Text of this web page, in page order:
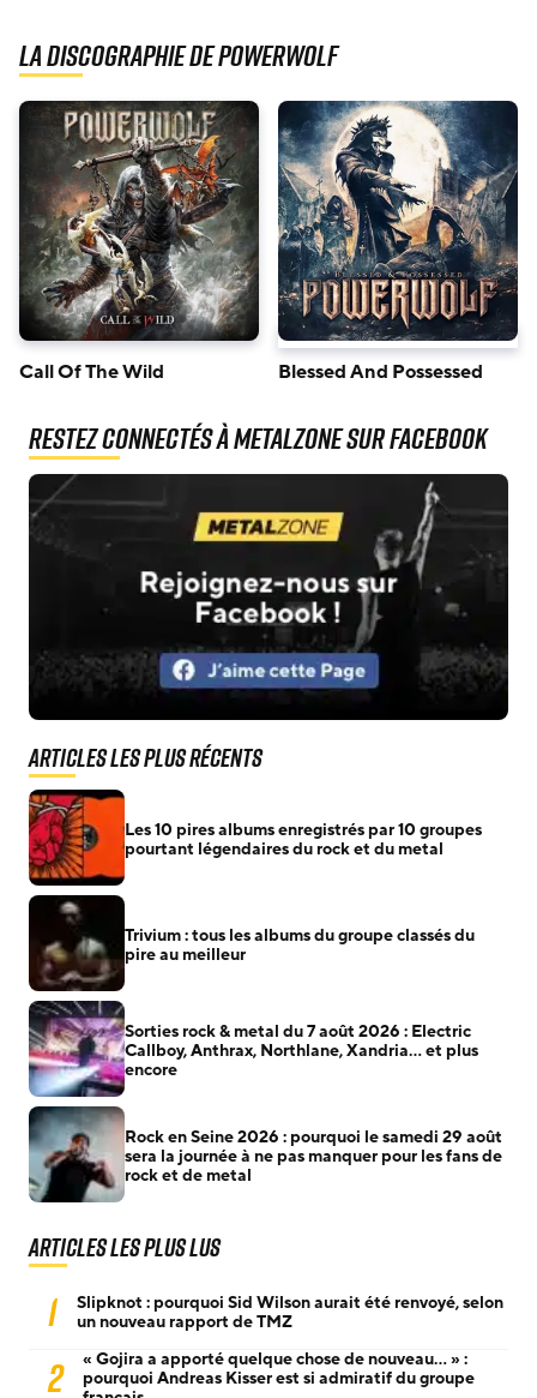
La discographie de Powerwolf
Call Of The Wild Blessed And Possessed
Restez connectés à MetalZone sur Facebook
Articles les plus récents
Les 10 pires albums enregistrés par 10 groupes
pourtant légendaires du rock et du metal
Trivium : tous les albums du groupe classés du
pire au meilleur
Sorties rock & metal du 7 août 2026 : Electric
Callboy, Anthrax, Northlane, Xandria… et plus
encore
Rock en Seine 2026 : pourquoi le samedi 29 août
sera la journée à ne pas manquer pour les fans de
rock et de metal
Articles les plus lus
1
Slipknot : pourquoi Sid Wilson aurait été renvoyé, selon
un nouveau rapport de TMZ
2
« Gojira a apporté quelque chose de nouveau… » :
pourquoi Andreas Kisser est si admiratif du groupe